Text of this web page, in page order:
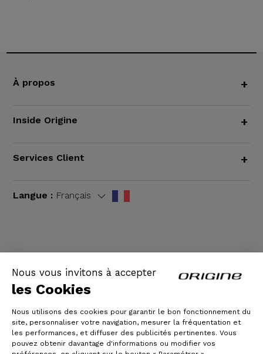
Nous vous invitons à accepter
les Cookies
Nous utilisons des cookies pour garantir le bon fonctionnement du
site, personnaliser votre navigation, mesurer la fréquentation et
les performances, et diffuser des publicités pertinentes. Vous
pouvez obtenir davantage d'informations ou modifier vos
À propos +
Inside Origine +
Services Client +
Langue : Français